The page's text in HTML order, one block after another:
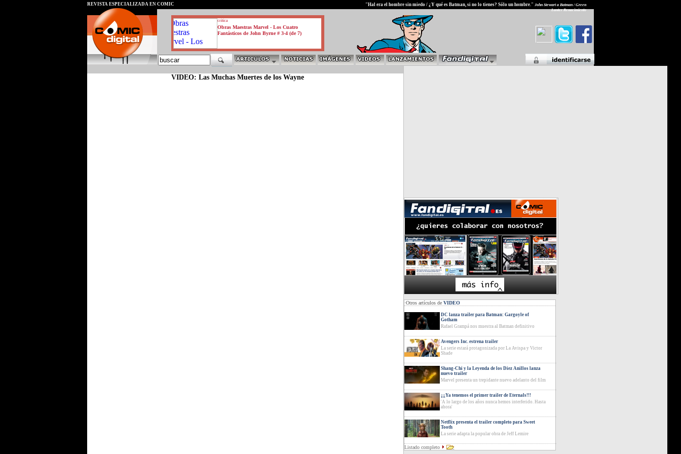
critica
Obras Maestras Marvel - Los Cuatro
Fantásticos de John Byrne # 3-4 (de 7)
REVISTA ESPECIALIZADA EN CÓMIC "Hal era el hombre sin miedo / ¿Y qué es Batman, si no lo tienes? Sólo un hombre." John Stewart a Batman / Green
Lanter Renacimiento
VIDEO: Las Muchas Muertes de los Wayne
·Otros artículos de VIDEO
DC lanza trailer para Batman: Gargoyle of
Gotham
Rafael Grampá nos muestra al Batman definitivo
Avengers Inc. estrena trailer
La serie estará protagonizada por La Avispa y Victor
Shade
Shang-Chi y la Leyenda de los Diez Anillos lanza
nuevo trailer
Marvel presenta un trepidante nuevo adelanto del film
¡¡¡Ya tenemos el primer trailer de Eternals!!!
'A lo largo de los años nunca hemos interferido. Hasta
ahora'
Netflix presenta el trailer completo para Sweet
Tooth
La serie adapta la popular obra de Jeff Lemire
Listado completo